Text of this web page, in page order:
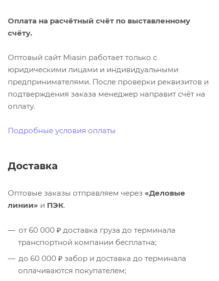
Оплата на расчётный счёт по выставленному
счёту.
Оптовый сайт Miasin работает только с
юридическими лицами и индивидуальными
предпринимателями. После проверки реквизитов и
подтверждения заказа менеджер направит счёт на
оплату.
Подробные условия оплаты
Доставка
Оптовые заказы отправляем через «Деловые
линии» и ПЭК.
от 60 000 ₽ доставка груза до терминала
транспортной компании бесплатна;
до 60 000 ₽ забор и доставка до терминала
оплачиваются покупателем;